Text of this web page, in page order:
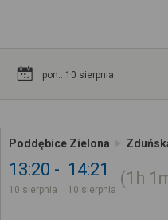
pon.. 10 sierpnia
Poddębice Zielona
13:20
10 sierpnia
14:21
10 sierpnia
1h